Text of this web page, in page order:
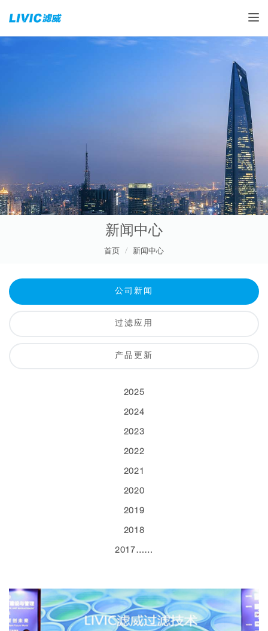
新闻中心
首页 新闻中心
公司新闻
过滤应用
产品更新
2025
2024
2023
2022
2021
2020
2019
2018
2017……